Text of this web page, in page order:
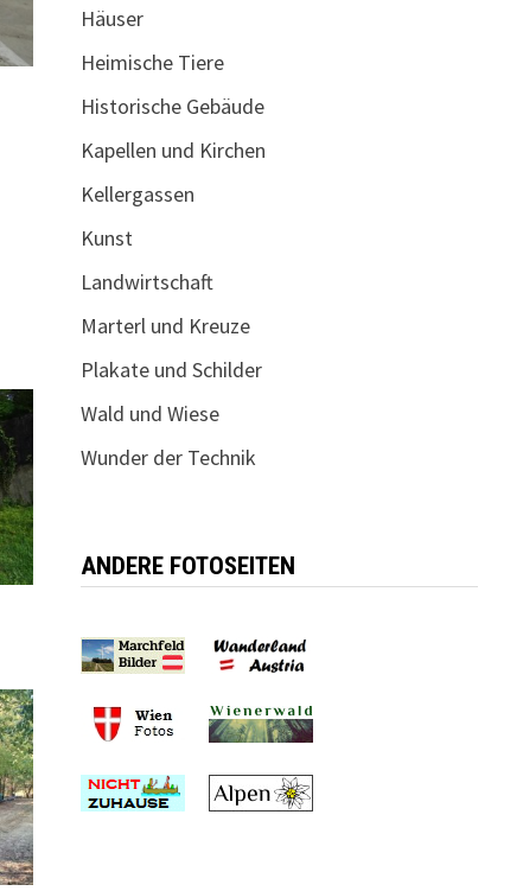
Häuser
Heimische Tiere
Historische Gebäude
Kapellen und Kirchen
Kellergassen
Kunst
Landwirtschaft
Marterl und Kreuze
Plakate und Schilder
Wald und Wiese
Wunder der Technik
ANDERE FOTOSEITEN